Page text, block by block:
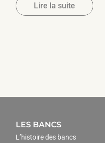
Lire la suite
LES BANCS
L’histoire des bancs